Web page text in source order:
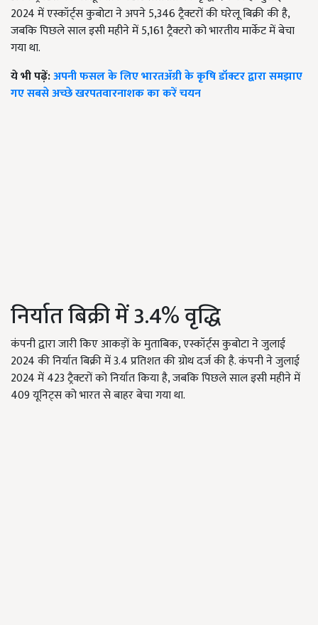
2024 में एस्कॉर्ट्स कुबोटा ने अपने 5,346 ट्रैक्टरों की घरेलू बिक्री की है,
जबकि पिछले साल इसी महीने में 5,161 ट्रैक्टरो को भारतीय मार्केट में बेचा
गया था.
ये भी पढ़ें:अपनी फसल के लिए भारतॲग्री के कृषि डॉक्टर द्वारा समझाए
गए सबसे अच्छे खरपतवारनाशक का करें चयन
निर्यात बिक्री में 3.4% वृद्धि
कंपनी द्वारा जारी किए आकड़ों के मुताबिक, एस्कॉर्ट्स कुबोटा ने जुलाई
2024 की निर्यात बिक्री में 3.4 प्रतिशत की ग्रोथ दर्ज की है. कंपनी ने जुलाई
2024 में 423 ट्रैक्टरों को निर्यात किया है, जबकि पिछले साल इसी महीने में
409 यूनिट्स को भारत से बाहर बेचा गया था.